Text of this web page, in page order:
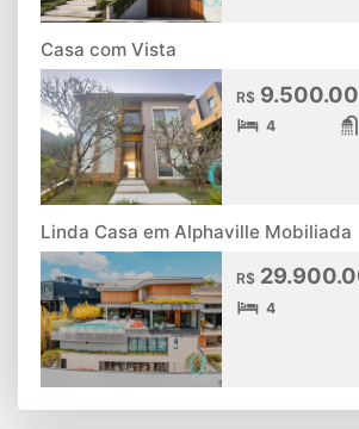
Casa com Vista
R$
4
Linda Casa em Alphaville Mobiliada
R$
4